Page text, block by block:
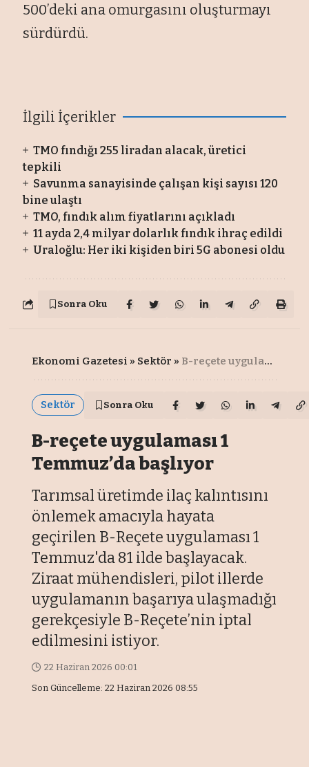
500’deki ana omurgasını oluşturmayı
sürdürdü.
İlgili İçerikler
TMO fındığı 255 liradan alacak, üretici
tepkili
Savunma sanayisinde çalışan kişi sayısı 120
bine ulaştı
TMO, fındık alım fiyatlarını açıkladı
11 ayda 2,4 milyar dolarlık fındık ihraç edildi
Uraloğlu: Her iki kişiden biri 5G abonesi oldu
Sonra Oku
Ekonomi Gazetesi » Sektör » B-reçete uygulaması 1 Temmuz’da başlıyor
Sektör Sonra Oku
B-reçete uygulaması 1
Temmuz’da başlıyor
Tarımsal üretimde ilaç kalıntısını
önlemek amacıyla hayata
geçirilen B-Reçete uygulaması 1
Temmuz'da 81 ilde başlayacak.
Ziraat mühendisleri, pilot illerde
uygulamanın başarıya ulaşmadığı
gerekçesiyle B-Reçete’nin iptal
edilmesini istiyor.
Son Güncelleme: 22 Haziran 2026 08:55
22 Haziran 2026 00:01